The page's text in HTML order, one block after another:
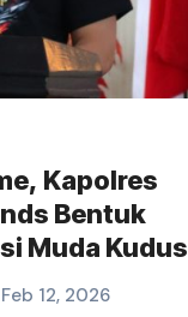
Kapolres
Bentuk
Muda Kudus
Feb 12, 2026